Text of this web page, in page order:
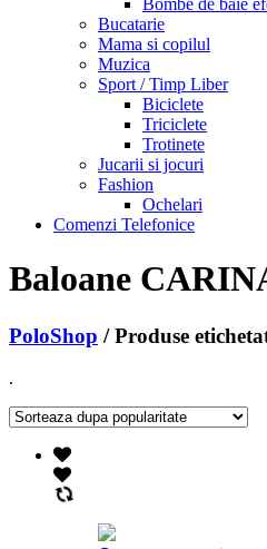
Bucatarie
Mama si copilul
Muzica
Sport / Timp Liber
Biciclete
Triciclete
Trotinete
Jucarii si jocuri
Fashion
Ochelari
Comenzi Telefonice
Baloane
PoloShop / Produse
.